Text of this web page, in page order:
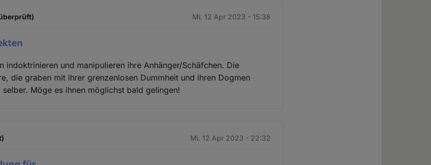
Mi. 12 Apr 2023 - 15:38
indoktrinieren und manipulieren ihre Anhänger/Schäfchen. Die
die graben mit ihrer grenzenlosen Dummheit und ihren Dogmen
Möge es ihnen möglichst bald gelingen!
Mi. 12 Apr 2023 - 22:32